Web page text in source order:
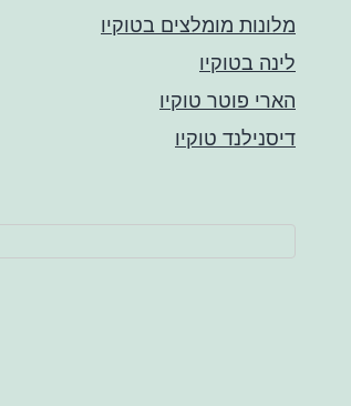
מלונות מומלצים בטוקיו
לינה בטוקיו
הארי פוטר טוקיו
דיסנילנד טוקיו